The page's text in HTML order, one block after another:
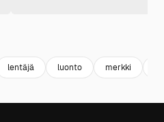
lentäjä luonto merkki